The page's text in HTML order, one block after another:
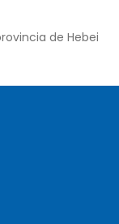
de Hebei